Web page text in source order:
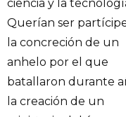
ciencia y la
Querían ser
la concreción de un
anhelo por el que
batallaron durante
la creación de un